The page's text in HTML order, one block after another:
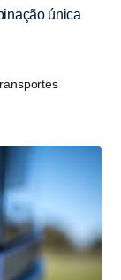
única